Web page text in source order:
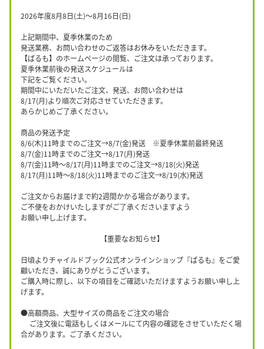
2026年度8月8日(土)〜8月16日(日)
上記期間中、夏季休業のため
発送業務、お問い合わせのご返答はお休みをいただきます。
【ぱるも】のホームページの閲覧、ご注文は承っております。
夏季休業前後の発送スケジュールは
下記をご覧ください。
期間中にいただいたご注文、発送、お問い合わせは
8/17(月)より順次ご対応させていただきます。
あらかじめご了承ください。
商品の発送予定
8/6(木)11時までのご注文→8/7(金)発送 ※夏季休業前最終発送
8/7(金)11時までのご注文→8/17(月)発送
8/7(金)11時〜8/17(月)11時までのご注文→8/18(火)発送
8/17(月)11時〜8/18(火)11時までのご注文→8/19(水)発送
ご注文からお届けまで約2週間かかる場合があります。
ご不便をおかけいたしますがご了承くださいますよう
お願い申し上げます。
【重要なお知らせ】
日頃よりチャイルドブック公式オンラインショップ『ぱるも』をご愛
顧いただき、誠にありがとうございます。
ご購入時に際し、以下の項目をご確認いただけますようお願い申し上
げます。
●高額商品、大型サイズの商品をご注文の場合
ご注文後に電話もしくはメールにて内容の確認をさせていただく場
合があります。ご了承ください。